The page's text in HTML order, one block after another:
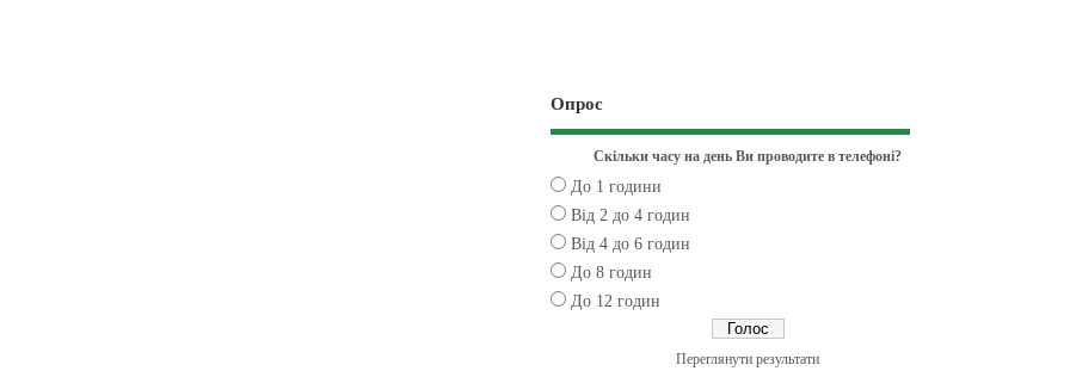
Опрос
Скільки часу на день Ви проводите в телефоні?
До 1 години
Від 2 до 4 годин
Від 4 до 6 годин
До 8 годин
До 12 годин
Переглянути результати